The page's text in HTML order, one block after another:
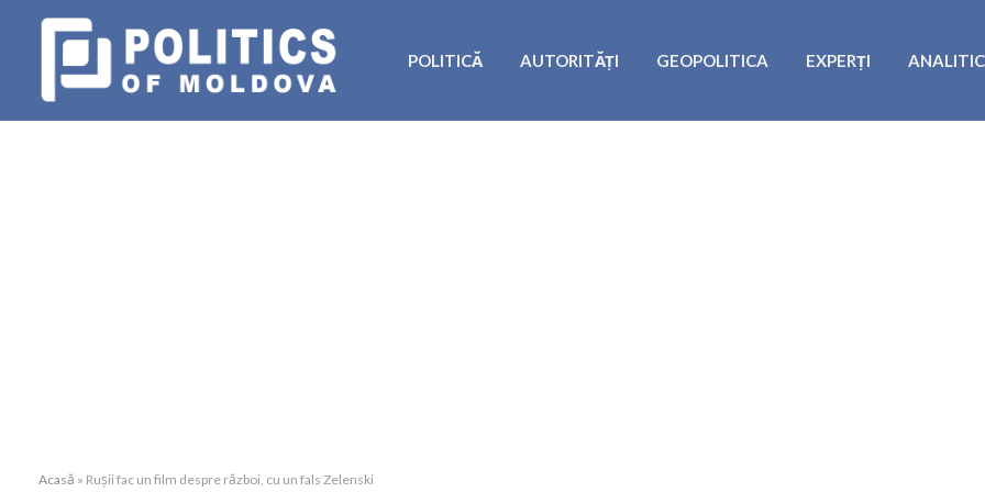
POLITICĂ AUTORITĂȚI GEOPOLITICA EXPERȚI
Acasă » Rușii fac un film despre război, cu un fals Zelenski